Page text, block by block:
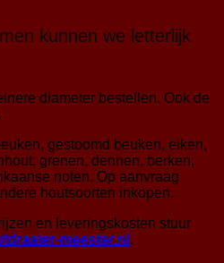
kunnen we letterlijk
diameter bestellen. Ook de
gestoomd beuken, eiken,
grenen, dennen, berken,
noten. Op aanvraag
houtsoorten inkopen.
en leveringskosten stuur
meester.nl .